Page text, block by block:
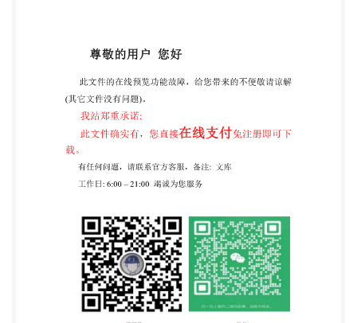
测试柜（见6.5.5，2012年版的6.5.5)； 增加了只有设
置于橱柜之间的工作台面 下方的器具（柜下式器
其），应置于测试柜中的说明（见6.5.5)。 本部分使
用翻译法等同采用IEC60704-2-6：2012《家用和类
似用途电器 噪声测试方法 第2-6 部分：滚简式干衣机
的特殊要求》。 与本部分中规范性引用文件的国际文
件有一致性对应关系的我国文件如下： GB/T25516—
2010声学 管道消声器和风道末端单元的实验室测量
方法插人损失、气流噪 声和全压损失（ISO7235：
2003，IDT)。 本部分做了下列编辑性修改： 为了统
一本系列标准名称，本部分名称修改为《家用和类似